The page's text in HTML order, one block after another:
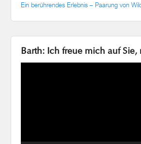
Ein berührendes Erlebnis – Paarung von
Barth: Ich freue mich auf Sie,